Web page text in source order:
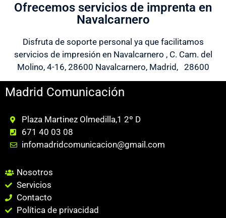
Ofrecemos servicios de imprenta en
Navalcarnero
Disfruta de soporte personal ya que facilitamos
servicios de impresión en Navalcarnero , C. Cam. del
Molino, 4-16, 28600 Navalcarnero, Madrid, 28600
Madrid Comunicación
Plaza Martinez Olmedilla,1 2º D
671 40 03 08
infomadridcomunicacion@gmail.com
Nosotros
Servicios
Contacto
Política de privacidad